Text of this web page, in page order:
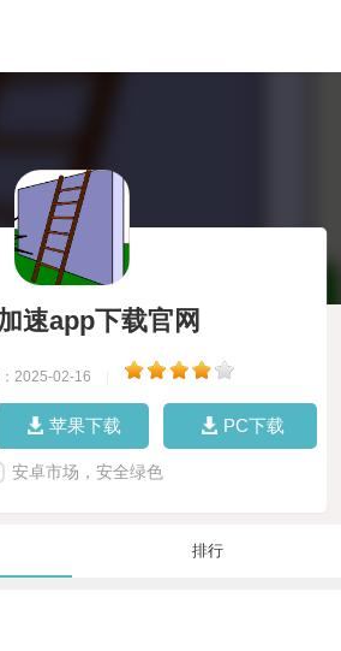
速app下载官网
2025-02-16
苹果下载 PC下载
安卓市场，安全绿色
排行